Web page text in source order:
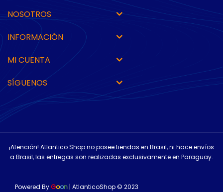
NOSOTROS
INFORMACIÓN
MI CUENTA
SÍGUENOS
¡Atención! Atlantico Shop no posee tiendas en Brasil, ni hace envíos
a Brasil, las entregas son realizadas exclusivamente en Paraguay.
Powered By Goon | AtlanticoShop © 2023